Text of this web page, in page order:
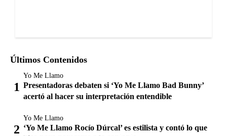
Últimos Contenidos
Yo Me Llamo
Presentadoras debaten si ‘Yo Me Llamo Bad Bunny’
acertó al hacer su interpretación entendible
Yo Me Llamo
‘Yo Me Llamo Rocío Dúrcal’ es estilista y contó lo que